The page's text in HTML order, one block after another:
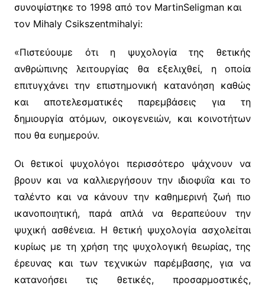
συνοψίστηκε το 1998 από τον MartinSeligman και
τον Mihaly Csikszentmihalyi:
«Πιστεύουμε ότι η ψυχολογία της θετικής
ανθρώπινης λειτουργίας θα εξελιχθεί, η οποία
επιτυγχάνει την επιστημονική κατανόηση καθώς
και αποτελεσματικές παρεμβάσεις για τη
δημιουργία ατόμων, οικογενειών, και κοινοτήτων
που θα ευημερούν.
Οι θετικοί ψυχολόγοι περισσότερο ψάχνουν να
βρουν και να καλλιεργήσουν την ιδιοφυΐα και το
ταλέντο και να κάνουν την καθημερινή ζωή πιο
ικανοποιητική, παρά απλά να θεραπεύουν την
ψυχική ασθένεια. Η θετική ψυχολογία ασχολείται
κυρίως με τη χρήση της ψυχολογική θεωρίας, της
έρευνας και των τεχνικών παρέμβασης, για να
κατανοήσει τις θετικές, προσαρμοστικές,